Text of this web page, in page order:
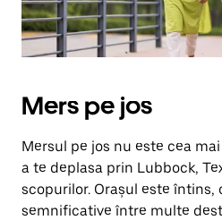
butonul
Escape.
Mers pe jos
Mersul pe jos nu este cea
a te deplasa prin Lubbock,
scopurilor. Orașul este întins,
semnificative între multe